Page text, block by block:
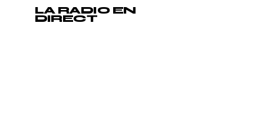
LA RADIO EN
DIRECT